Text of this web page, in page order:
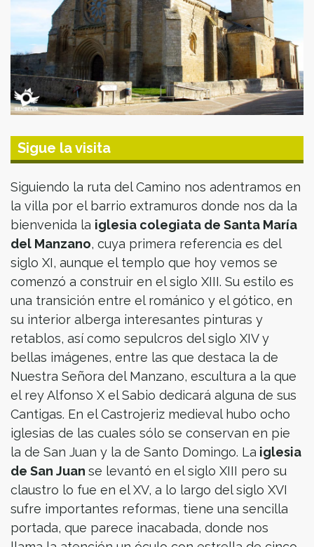
Sigue la visita
Siguiendo la ruta del Camino nos adentramos en
la villa por el barrio extramuros donde nos da la
bienvenida la iglesia colegiata de Santa María
del Manzano, cuya primera referencia es del
siglo XI, aunque el templo que hoy vemos se
comenzó a construir en el siglo XIII. Su estilo es
una transición entre el románico y el gótico, en
su interior alberga interesantes pinturas y
retablos, así como sepulcros del siglo XIV y
bellas imágenes, entre las que destaca la de
Nuestra Señora del Manzano, escultura a la que
el rey Alfonso X el Sabio dedicará alguna de sus
Cantigas. En el Castrojeriz medieval hubo ocho
iglesias de las cuales sólo se conservan en pie
la de San Juan y la de Santo Domingo. La iglesia
de San Juan se levantó en el siglo XIII pero su
claustro lo fue en el XV, a lo largo del siglo XVI
sufre importantes reformas, tiene una sencilla
portada, que parece inacabada, donde nos